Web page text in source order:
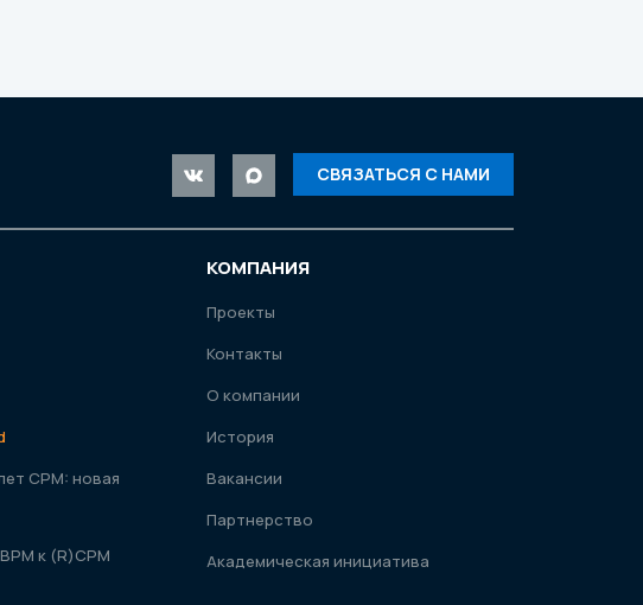
СВЯЗАТЬСЯ С НАМИ
CPM: новая
к (R)CPM
КОМПАНИЯ
Проекты
Контакты
О компании
История
Вакансии
Партнерство
Академическая инициатива